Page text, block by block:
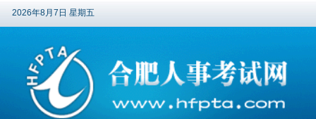
2026年8月7日 星期五